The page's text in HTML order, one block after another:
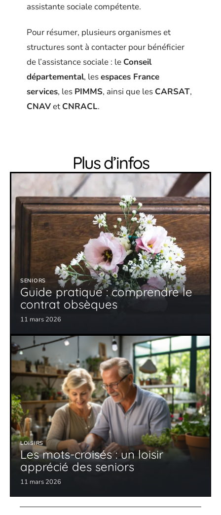
assistante sociale compétente.
Pour résumer, plusieurs organismes et
structures sont à contacter pour bénéficier
de l’assistance sociale : le Conseil
départemental, lesespaces France
services, les PIMMS, ainsi que les CARSAT,
CNAVet CNRACL.
Plus d’infos
SENIORS
Guide pratique : comprendre le
contrat obsèques
11 mars 2026
LOISIRS
Les mots-croisés : un loisir
apprécié des seniors
11 mars 2026